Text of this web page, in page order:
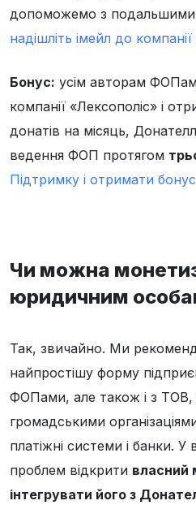
допоможемо з подальшими
надішліть імейл до
Бонус: усім авторам
компанії «Лексополіс» і
донатів на місяць,
ведення ФОП протягом
Підтримку і отримати бонус
Чи можна
юридичним
Так, звичайно. Ми
найпростішу форму
ФОПами, але також і з ТОВ,
громадськими
платіжні системи і банки.
проблем відкрити власний
інтегрувати його з